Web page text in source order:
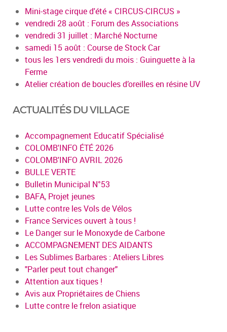
Mini-stage cirque d'été « CIRCUS-CIRCUS »
vendredi 28 août : Forum des Associations
vendredi 31 juillet : Marché Nocturne
samedi 15 août : Course de Stock Car
tous les 1ers vendredi du mois : Guinguette à la
Ferme
Atelier création de boucles d’oreilles en résine UV
ACTUALITÉS DU VILLAGE
Accompagnement Educatif Spécialisé
COLOMB'INFO ÉTÉ 2026
COLOMB'INFO AVRIL 2026
BULLE VERTE
Bulletin Municipal N°53
BAFA, Projet jeunes
Lutte contre les Vols de Vélos
France Services ouvert à tous !
Le Danger sur le Monoxyde de Carbone
ACCOMPAGNEMENT DES AIDANTS
Les Sublimes Barbares : Ateliers Libres
"Parler peut tout changer"
Attention aux tiques !
Avis aux Propriétaires de Chiens
Lutte contre le frelon asiatique